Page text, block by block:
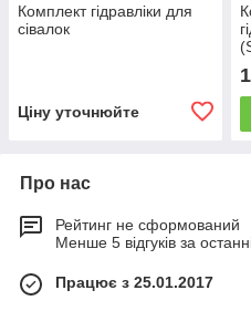
Комплект гідравліки для
сівалок
Ціну уточнюйте
Про нас
Рейтинг не сформований
Менше 5 відгуків за
Працює з 25.01.2017